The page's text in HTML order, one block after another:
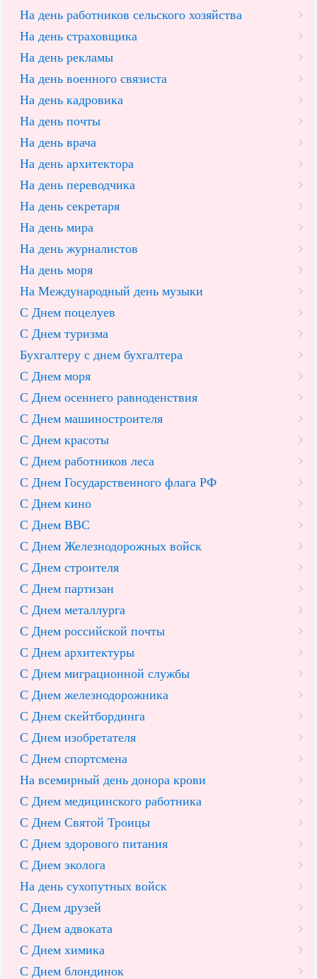
На день работников сельского хозяйства
На день страховщика
На день рекламы
На день военного связиста
На день кадровика
На день почты
На день врача
На день архитектора
На день переводчика
На день секретаря
На день мира
На день журналистов
На день моря
На Международный день музыки
С Днем поцелуев
С Днем туризма
Бухгалтеру с днем бухгалтера
С Днем моря
С Днем осеннего равноденствия
С Днем машиностроителя
С Днем красоты
С Днем работников леса
С Днем Государственного флага РФ
С Днем кино
С Днем ВВС
С Днем Железнодорожных войск
С Днем строителя
С Днем партизан
С Днем металлурга
С Днем российской почты
С Днем архитектуры
С Днем миграционной службы
С Днем железнодорожника
С Днем скейтбординга
С Днем изобретателя
С Днем спортсмена
На всемирный день донора крови
С Днем медицинского работника
С Днем Святой Троицы
С Днем здорового питания
С Днем эколога
На день сухопутных войск
С Днем друзей
С Днем адвоката
С Днем химика
С Днем блондинок